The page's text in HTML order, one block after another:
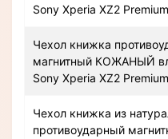
Sony Xperia XZ2
Чехол книжка
магнитный КОЖАНЫЙ
Sony Xperia XZ2
Чехол книжка из
противоударный